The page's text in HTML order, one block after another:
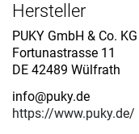
Hersteller
PUKY GmbH & Co. KG
Fortunastrasse 11
DE 42489 Wülfrath
info@puky.de
https://www.puky.de/